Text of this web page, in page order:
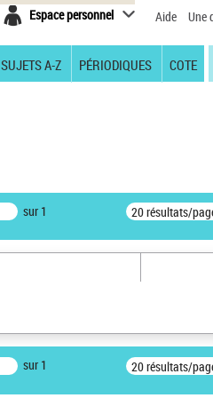
Espace personnel Aide Une
SUJETS A-Z PÉRIODIQUES COTE
sur 1 20 résultats/
sur 1 20 résultats/